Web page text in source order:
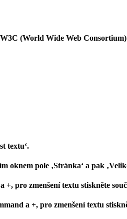
(World Wide Web
textu‘.
pole ‚Stránka‘ a pak
pro zmenšení textu stiskněte
a +, pro zmenšení textu